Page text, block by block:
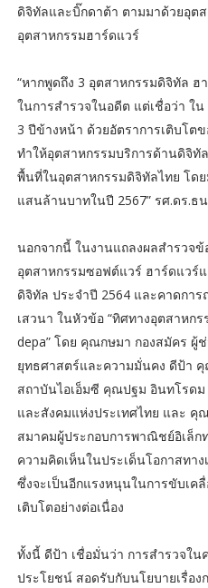
ดิจิทัลและบิ๊กดาต้า ตามมาด้วยอุต
อุตสาหกรรมฮาร์ดแวร์
“หากพูดถึง 3 อุตสาหกรรมดิจิทัล
ในการสำรวจในอดีต แต่เชื่อว่า ใน
3 ปีข้างหน้า ด้วยอัตราการเติบโต
ทำให้อุตสาหกรรมบริการด้านดิจิทั
พื้นที่ในอุตสาหกรรมดิจิทัลไทย โด
แสนล้านบาทในปี 2567” รศ.ดร.ธ
นอกจากนี้ ในงานแถลงผลสำรวจ
อุตสาหกรรมซอฟต์แวร์ ฮาร์ดแวร์
ดิจิทัล ประจำปี 2564 และคาดกา
เสวนา ในหัวข้อ “ทิศทางอุตสาหก
depa” โดย คุณกษมา กองสมัคร ผู้
ยุทธศาสตร์และความมั่นคง ดีป้า
สถาบันไอเอ็มซี คุณปฐม อินทโรดม
และสังคมแห่งประเทศไทย และ
สมาคมผู้ประกอบการพาณิชย์อิเล็ก
ความคิดเห็นในประเด็นโอกาสทา
ซึ่งจะเป็นอีกแรงหนุนในการขับเค
เติบโตอย่างต่อเนื่อง
ทั้งนี้ ดีป้า เชื่อมั่นว่า การสำรวจใ
ประโยชน์ สอดรับกับนโยบายเรื่อ